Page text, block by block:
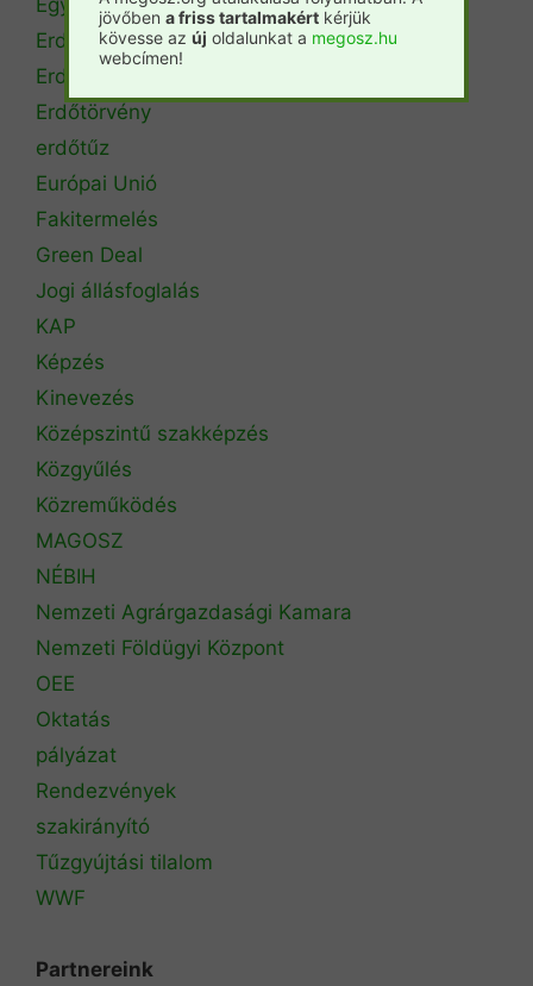
Erdészeti szakszemélyzet
Erdőtérkép
Erdőtörvény
erdőtűz
Európai Unió
Fakitermelés
Green Deal
Jogi állásfoglalás
KAP
Képzés
Kinevezés
Középszintű szakképzés
Közgyűlés
Közreműködés
MAGOSZ
NÉBIH
Nemzeti Agrárgazdasági Kamara
Nemzeti Földügyi Központ
OEE
Oktatás
pályázat
Rendezvények
szakirányító
Tűzgyújtási tilalom
WWF
Partnereink
jövőben a friss tartalmakért kérjük
kövesse az új oldalunkat a megosz.hu
webcímen!